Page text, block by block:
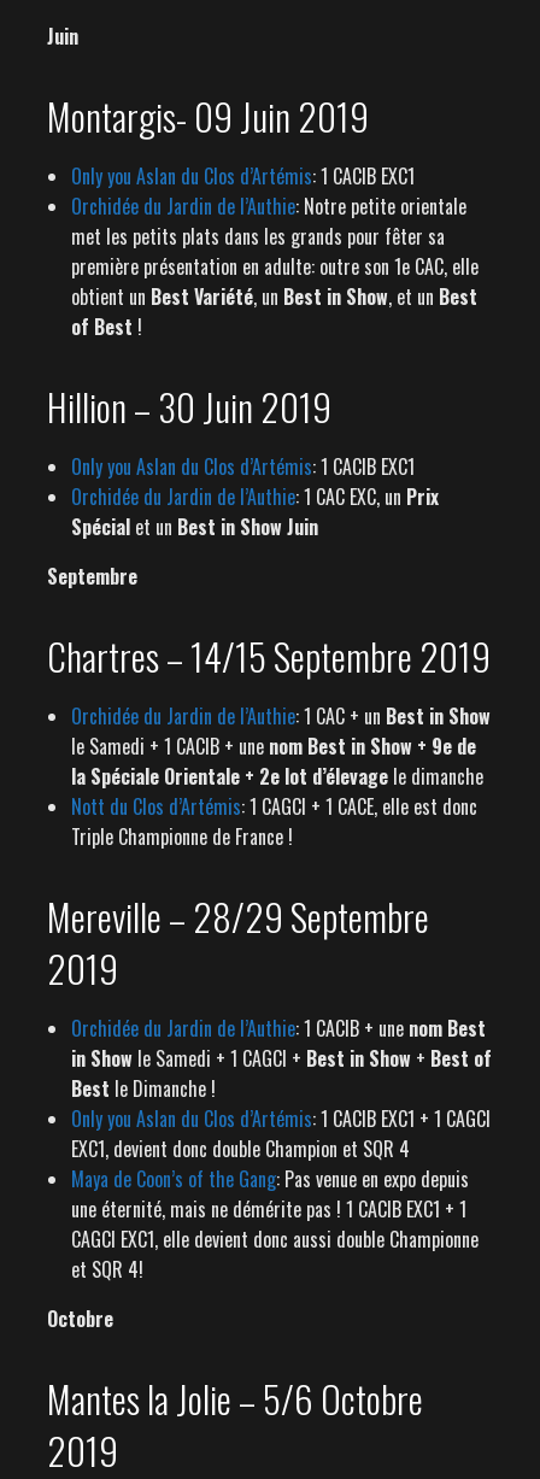
Juin
Montargis- 09 Juin 2019
Only you Aslan du Clos d’Artémis: 1 CACIB EXC1
Orchidée du Jardin de l’Authie: Notre petite orientale
met les petits plats dans les grands pour fêter sa
première présentation en adulte: outre son 1e CAC, elle
obtient un Best Variété, un Best in Show, et un Best
of Best !
Hillion – 30 Juin 2019
Only you Aslan du Clos d’Artémis: 1 CACIB EXC1
Orchidée du Jardin de l’Authie: 1 CAC EXC, un Prix
Spécial et un Best in ShowJuin
Septembre
Chartres – 14/15 Septembre 2019
Orchidée du Jardin de l’Authie: 1 CAC + un Best in Show
le Samedi + 1 CACIB + une nom Best in Show + 9e de
la Spéciale Orientale + 2e lot d’élevage le dimanche
Nott du Clos d’Artémis: 1 CAGCI + 1 CACE, elle est donc
Triple Championne de France !
Mereville – 28/29 Septembre
2019
Orchidée du Jardin de l’Authie: 1 CACIB + une nom Best
in Show le Samedi + 1 CAGCI + Best in Show + Best of
Best le Dimanche !
Only you Aslan du Clos d’Artémis: 1 CACIB EXC1 + 1 CAGCI
EXC1, devient donc double Champion et SQR 4
Maya de Coon’s of the Gang: Pas venue en expo depuis
une éternité, mais ne démérite pas ! 1 CACIB EXC1 + 1
CAGCI EXC1, elle devient donc aussi double Championne
et SQR 4!
Octobre
Mantes la Jolie – 5/6 Octobre
2019